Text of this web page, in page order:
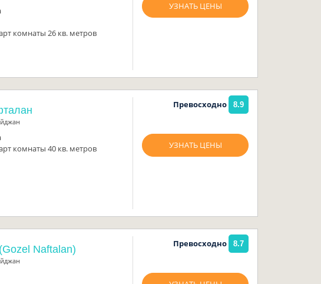
комнаты 26 кв. метров
УЗНАТЬ ЦЕНЫ
комнаты 40 кв. метров
Превосходно 8.9
УЗНАТЬ ЦЕНЫ
Naftalan) Превосходно 8.7